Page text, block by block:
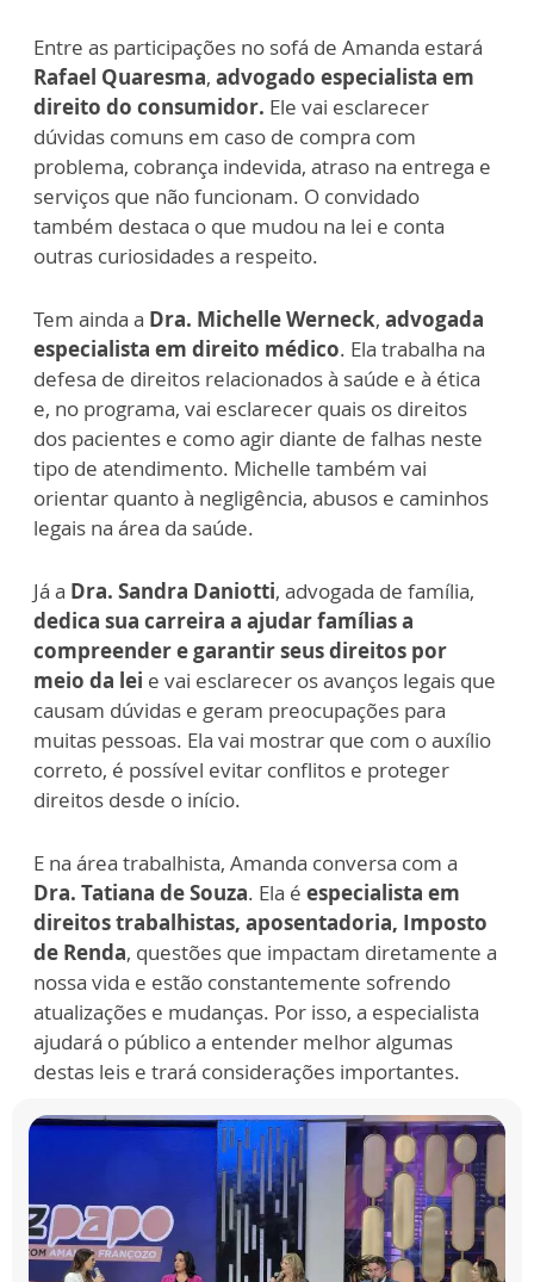
Entre as participações no sofá de Amanda estará
Rafael Quaresma, advogado especialista em
direito do consumidor. Ele vai esclarecer
dúvidas comuns em caso de compra com
problema, cobrança indevida, atraso na entrega e
serviços que não funcionam. O convidado
também destaca o que mudou na lei e conta
outras curiosidades a respeito.
Tem ainda a Dra. Michelle Werneck, advogada
especialista em direito médico. Ela trabalha na
defesa de direitos relacionados à saúde e à ética
e, no programa, vai esclarecer quais os direitos
dos pacientes e como agir diante de falhas neste
tipo de atendimento. Michelle também vai
orientar quanto à negligência, abusos e caminhos
legais na área da saúde.
Já a Dra. Sandra Daniotti, advogada de família,
dedica sua carreira a ajudar famílias a
compreender e garantir seus direitos por
meio da lei e vai esclarecer os avanços legais que
causam dúvidas e geram preocupações para
muitas pessoas. Ela vai mostrar que com o auxílio
correto, é possível evitar conflitos e proteger
direitos desde o início.
E na área trabalhista, Amanda conversa com a
Dra. Tatiana de Souza. Ela é especialista em
direitos trabalhistas, aposentadoria, Imposto
de Renda, questões que impactam diretamente a
nossa vida e estão constantemente sofrendo
atualizações e mudanças. Por isso, a especialista
ajudará o público a entender melhor algumas
destas leis e trará considerações importantes.